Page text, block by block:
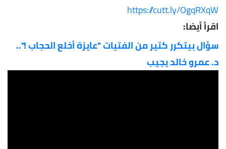
https://cutt.ly/OgqRXqW
اقرأ أيضا:
سؤال بيتكرر كتير من الفتيات "عايزة أخلع الحجاب !"..
د. عمرو خالد يجيب